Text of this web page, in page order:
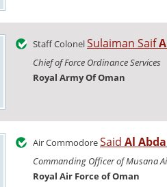
Staff ColonelSulaiman Saif
Chief of Force Ordinance Services
Royal Army Of Oman
Air CommodoreSaid Al
Commanding Officer of Musana
Royal Air Force of Oman